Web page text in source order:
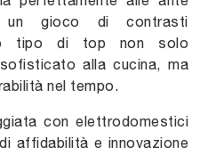
un gioco di contrasti
tipo di top non solo
alla cucina, ma
nel tempo.
con elettrodomestici
affidabilità e innovazione